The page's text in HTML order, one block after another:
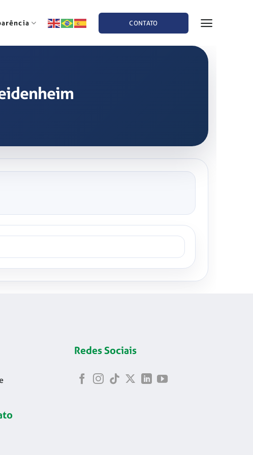
CONTATO
Redes Sociais